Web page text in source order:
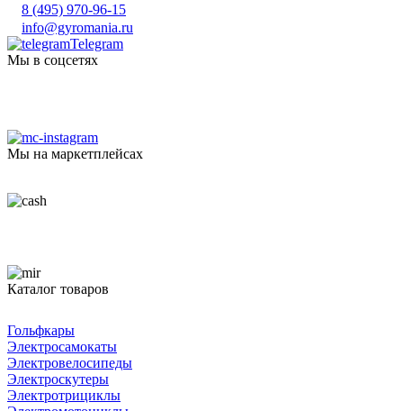
8 (495) 970-96-15
info@gyromania.ru
Telegram
Мы в соцсетях
Мы на маркетплейсах
Каталог товаров
Гольфкары
Электросамокаты
Электровелосипеды
Электроскутеры
Электротрициклы